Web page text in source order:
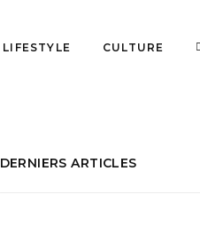
LIFESTYLE CULTURE
DERNIERS ARTICLES